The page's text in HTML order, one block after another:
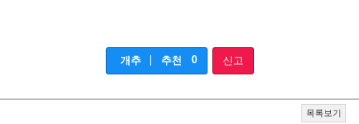
개추 추천 0 신고
목록보기